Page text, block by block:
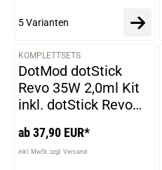
5 Varianten
VARIANTEN
KOMPLETTSETS
DotMod dotStick
Revo 35W 2,0ml Kit
inkl. dotStick Revo
ab 37,90 EUR*
inkl. MwSt. zzgl. Versand